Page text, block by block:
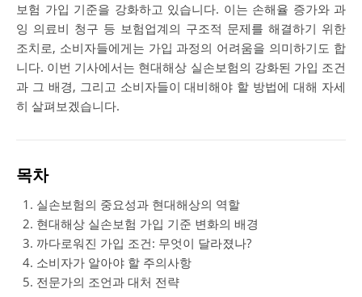
보험 가입 기준을 강화하고 있습니다. 이는 손해율 증가와 과
잉 의료비 청구 등 보험업계의 구조적 문제를 해결하기 위한
조치로, 소비자들에게는 가입 과정의 어려움을 의미하기도 합
니다. 이번 기사에서는 현대해상 실손보험의 강화된 가입 조건
과 그 배경, 그리고 소비자들이 대비해야 할 방법에 대해 자세
히 살펴보겠습니다.
목차
실손보험의 중요성과 현대해상의 역할
현대해상 실손보험 가입 기준 변화의 배경
까다로워진 가입 조건: 무엇이 달라졌나?
소비자가 알아야 할 주의사항
전문가의 조언과 대처 전략